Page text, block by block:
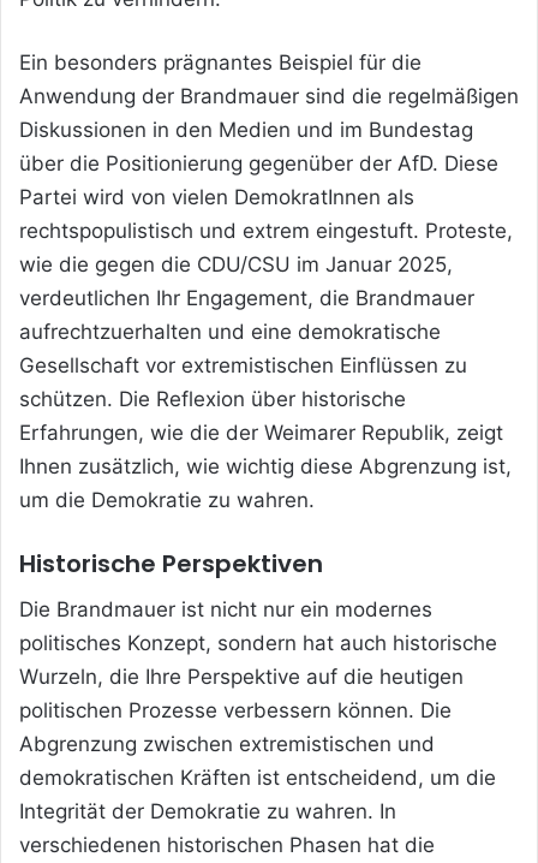
Ein besonders prägnantes Beispiel für die
Anwendung der Brandmauer sind die regelmäßigen
Diskussionen in den Medien und im Bundestag
über die Positionierung gegenüber der AfD. Diese
Partei wird von vielen DemokratInnen als
rechtspopulistisch und extrem eingestuft. Proteste,
wie die gegen die CDU/CSU im Januar 2025,
verdeutlichen Ihr Engagement, die Brandmauer
aufrechtzuerhalten und eine demokratische
Gesellschaft vor extremistischen Einflüssen zu
schützen. Die Reflexion über historische
Erfahrungen, wie die der Weimarer Republik, zeigt
Ihnen zusätzlich, wie wichtig diese Abgrenzung ist,
um die Demokratie zu wahren.
Historische Perspektiven
Die Brandmauer ist nicht nur ein modernes
politisches Konzept, sondern hat auch historische
Wurzeln, die Ihre Perspektive auf die heutigen
politischen Prozesse verbessern können. Die
Abgrenzung zwischen extremistischen und
demokratischen Kräften ist entscheidend, um die
Integrität der Demokratie zu wahren. In
verschiedenen historischen Phasen hat die